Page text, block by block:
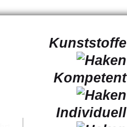
Kunststoffe
Kompetent
Individuell